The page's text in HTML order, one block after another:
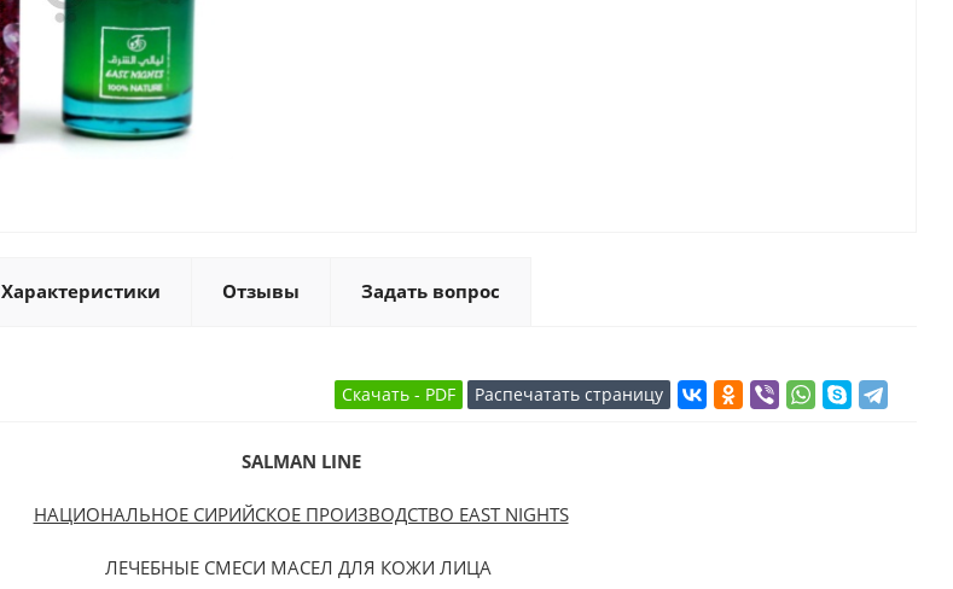
Характеристики Отзывы Задать вопрос
SALMAN LINE
НАЦИОНАЛЬНОЕ СИРИЙСКОЕ ПРОИЗВОДСТВО EAST NIGHTS
ЛЕЧЕБНЫЕ СМЕСИ МАСЕЛ ДЛЯ КОЖИ ЛИЦА